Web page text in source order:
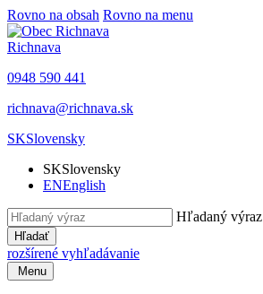
Rovno na obsah Rovno na menu
Richnava
0948 590 441
richnava@richnava.sk
SKSlovensky
SKSlovensky
ENEnglish
Hľadaný výraz
Hľadať
rozšírené vyhľadávanie
Menu